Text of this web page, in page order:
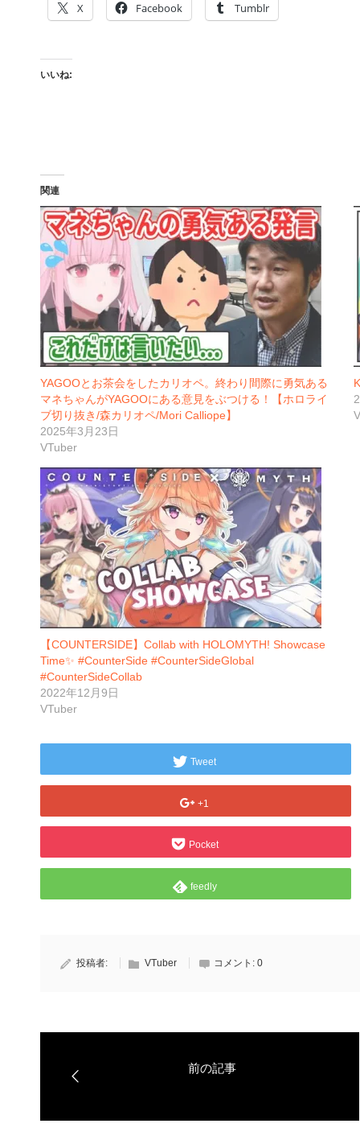
X Facebook Tumblr
いいね:
関連
YAGOOとお茶会をしたカリオペ。終わり間際に勇気ある
マネちゃんがYAGOOにある意見をぶつける！【ホロライ
ブ切り抜き/森カリオペ/Mori Calliope】
2025年3月23日
VTuber
【COUNTERSIDE】Collab with HOLOMYTH! Showcase
Time✨ #CounterSide #CounterSideGlobal
#CounterSideCollab
2022年12月9日
VTuber
Tweet
+1
Pocket
feedly
投稿者: VTuber コメント: 0